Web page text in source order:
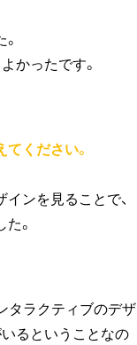
かったです。
ください。
ンを見ることで、
。
タラクティブのデザ
るということなの